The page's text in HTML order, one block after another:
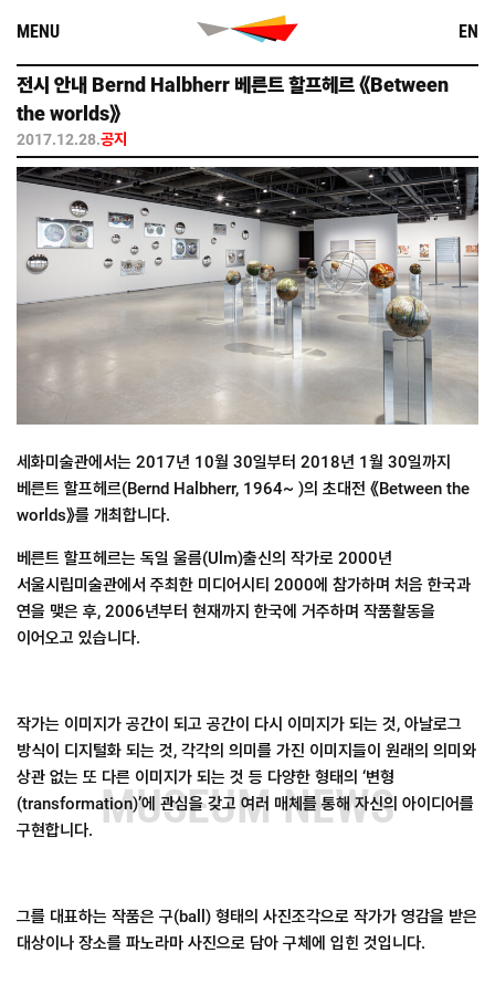
content
EN
MENU
MUSEUM NEWS
전시 안내 Bernd Halbherr 베른트 할프헤르 《Between
the worlds》
공지
2017.12.28.
세화미술관에서는 2017년 10월 30일부터 2018년 1월 30일까지
베른트 할프헤르(Bernd Halbherr, 1964~ )의 초대전 《Between the
worlds》를 개최합니다.
베른트 할프헤르는 독일 울름(Ulm)출신의 작가로 2000년
서울시립미술관에서 주최한 미디어시티 2000에 참가하며 처음 한국과
연을 맺은 후, 2006년부터 현재까지 한국에 거주하며 작품활동을
이어오고 있습니다.
작가는 이미지가 공간이 되고 공간이 다시 이미지가 되는 것, 아날로그
방식이 디지털화 되는 것, 각각의 의미를 가진 이미지들이 원래의 의미와
상관 없는 또 다른 이미지가 되는 것 등 다양한 형태의 ‘변형
(transformation)’에 관심을 갖고 여러 매체를 통해 자신의 아이디어를
구현합니다.
그를 대표하는 작품은 구(ball) 형태의 사진조각으로 작가가 영감을 받은
대상이나 장소를 파노라마 사진으로 담아 구체에 입힌 것입니다.